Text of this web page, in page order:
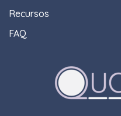
Recursos
FAQ